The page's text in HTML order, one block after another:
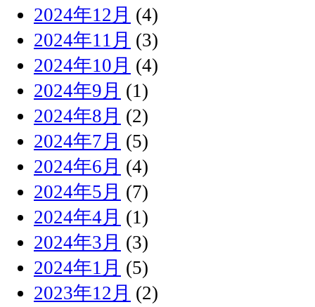
2024年12月 (4)
2024年11月 (3)
2024年10月 (4)
2024年9月 (1)
2024年8月 (2)
2024年7月 (5)
2024年6月 (4)
2024年5月 (7)
2024年4月 (1)
2024年3月 (3)
2024年1月 (5)
2023年12月 (2)